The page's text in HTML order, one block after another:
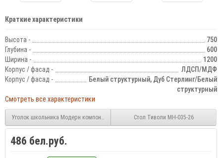
Краткие характеристики
Высота -
750
Глубина -
600
Ширина -
1200
Корпус / фасад -
ЛДСП/МДФ
Корпус / фасад -
Белый структурный, Дуб Стерлинг/Белый
структурный
Смотреть все характеристики
Уголок школьника Модерн компоновка №2 (Макс)Стол Тиволи МН-035-26
486 бел.руб.